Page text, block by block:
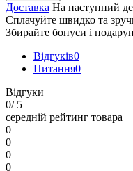
Доставка На наступний
Сплачуйте швидко та
Збирайте бонуси і
Відгуків0
Питання0
Відгуки
0/ 5
середній рейтинг товара
0
0
0
0